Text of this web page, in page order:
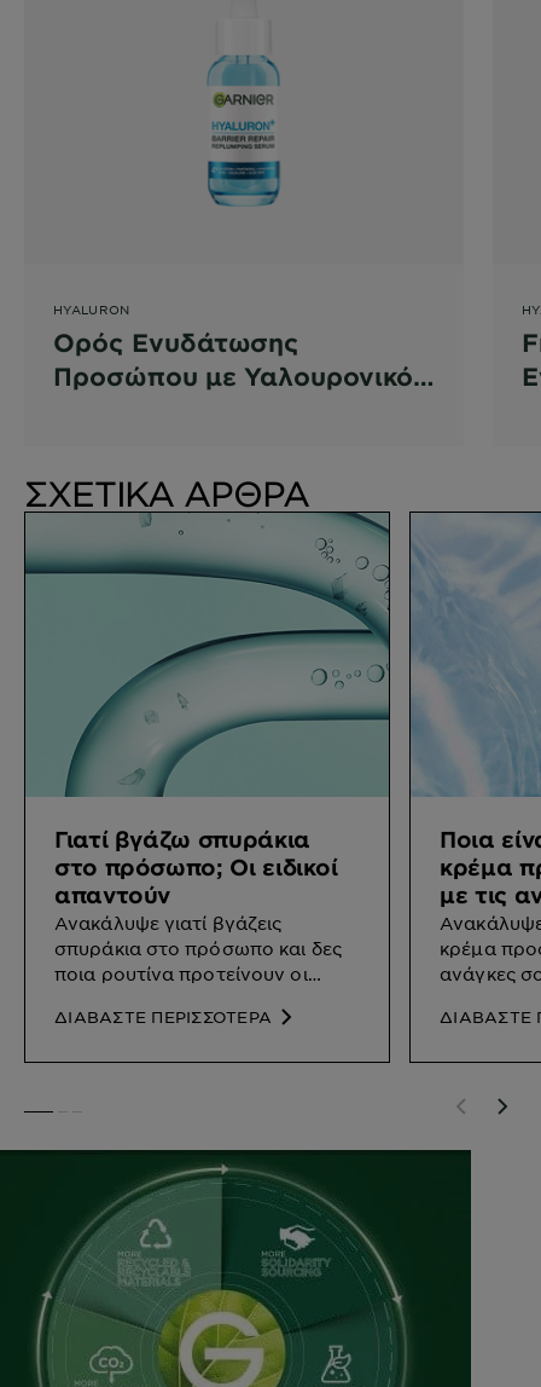
HYALURON
Ορός Ενυδάτωσης
Προσώπου με Υαλουρονικό
ΣΧΕΤΙΚΑ ΑΡΘΡΑ
Γιατί βγάζω σπυράκια
στο πρόσωπο; Οι ειδικοί
απαντούν
Ανακάλυψε γιατί βγάζεις
σπυράκια στο πρόσωπο και δες
ποια ρουτίνα προτείνουν οι
ΔΙΑΒΑΣΤΕ ΠΕΡΙΣΣΟΤΕΡΑ
Ποια
κρέμα
με τις
κρέμα
ανάγκες
ΔΙΑΒΑΣΤΕ